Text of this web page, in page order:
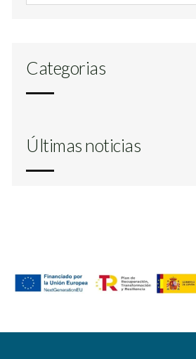
Categorias
Últimas noticias